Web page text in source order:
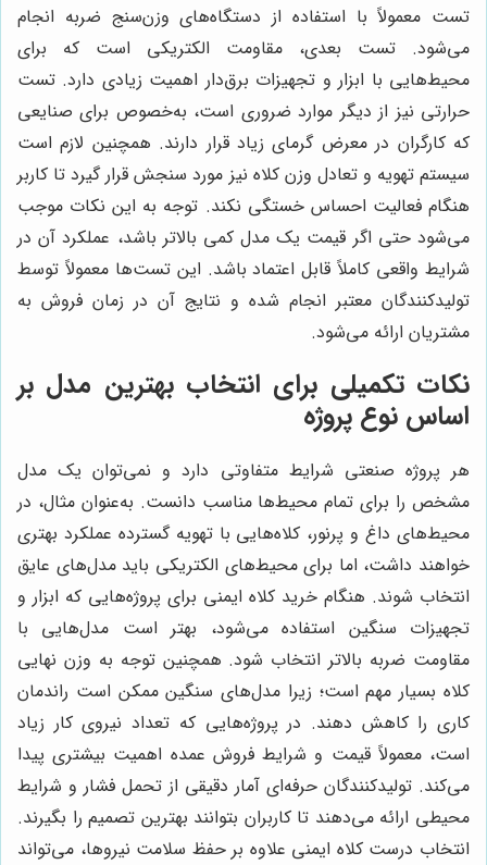
تست معمولاً با استفاده از دستگاه‌های وزن‌سنج ضربه انجام
می‌شود. تست بعدی، مقاومت الکتریکی است که برای
محیط‌هایی با ابزار و تجهیزات برق‌دار اهمیت زیادی دارد. تست
حرارتی نیز از دیگر موارد ضروری است، به‌خصوص برای صنایعی
که کارگران در معرض گرمای زیاد قرار دارند. همچنین لازم است
سیستم تهویه و تعادل وزن کلاه نیز مورد سنجش قرار گیرد تا کاربر
هنگام فعالیت احساس خستگی نکند. توجه به این نکات موجب
می‌شود حتی اگر قیمت یک مدل کمی بالاتر باشد، عملکرد آن در
شرایط واقعی کاملاً قابل اعتماد باشد. این تست‌ها معمولاً توسط
تولیدکنندگان معتبر انجام شده و نتایج آن در زمان فروش به
مشتریان ارائه می‌شود.
نکات تکمیلی برای انتخاب بهترین مدل بر
اساس نوع پروژه
هر پروژه صنعتی شرایط متفاوتی دارد و نمی‌توان یک مدل
مشخص را برای تمام محیط‌ها مناسب دانست. به‌عنوان مثال، در
محیط‌های داغ و پرنور، کلاه‌هایی با تهویه گسترده عملکرد بهتری
خواهند داشت، اما برای محیط‌های الکتریکی باید مدل‌های عایق
انتخاب شوند. هنگام خرید کلاه ایمنی برای پروژه‌هایی که ابزار و
تجهیزات سنگین استفاده می‌شود، بهتر است مدل‌هایی با
مقاومت ضربه بالاتر انتخاب شود. همچنین توجه به وزن نهایی
کلاه بسیار مهم است؛ زیرا مدل‌های سنگین ممکن است راندمان
کاری را کاهش دهند. در پروژه‌هایی که تعداد نیروی کار زیاد
است، معمولاً قیمت و شرایط فروش عمده اهمیت بیشتری پیدا
می‌کند. تولیدکنندگان حرفه‌ای آمار دقیقی از تحمل فشار و شرایط
محیطی ارائه می‌دهند تا کاربران بتوانند بهترین تصمیم را بگیرند.
انتخاب درست کلاه ایمنی علاوه بر حفظ سلامت نیروها، می‌تواند